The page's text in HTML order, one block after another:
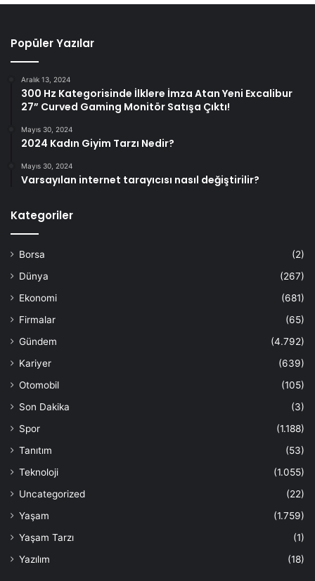
Popüler Yazılar
Aralık 13, 2024
300 Hz Kategorisinde İlklere İmza Atan Yeni Excalibur
27” Curved Gaming Monitör Satışa Çıktı!
Mayıs 30, 2024
2024 Kadın Giyim Tarzı Nedir?
Mayıs 30, 2024
Varsayılan internet tarayıcısı nasıl değiştirilir?
Kategoriler
Borsa
(2)
Dünya
(267)
Ekonomi
(681)
Firmalar
(65)
Gündem
(4.792)
Kariyer
(639)
Otomobil
(105)
Son Dakika
(3)
Spor
(1.188)
Tanıtım
(53)
Teknoloji
(1.055)
Uncategorized
(22)
Yaşam
(1.759)
Yaşam Tarzı
(1)
Yazılım
(18)